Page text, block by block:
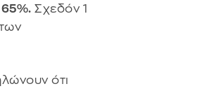
65%. Σχεδόν 1
ότι